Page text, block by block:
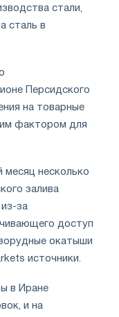
стали,
сталь в
Персидского
на товарные
фактором для
месяц несколько
залива
за
доступ
окатыши
источники.
в Иране
и на